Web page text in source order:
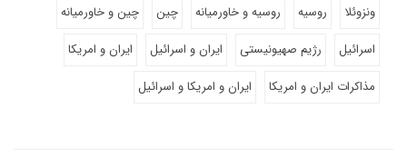
ونزوئلا
روسیه روسیه و خاورمیانه چین
چین و خاورمیانه
اسرائیل
رژیم صهیونیستی ایران و اسرائیل
ایران و امریکا
مذاکرات ایران و امریکا
ایران و امریکا و اسرائیل